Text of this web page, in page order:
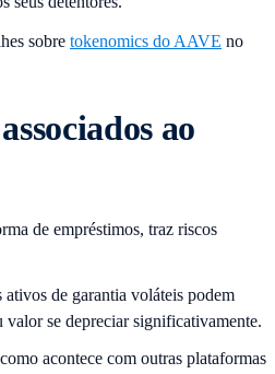
sobre tokenomics do AAVE no
ao
de empréstimos, traz riscos
ativos de garantia voláteis podem
valor se depreciar significativamente.
acontece com outras plataformas